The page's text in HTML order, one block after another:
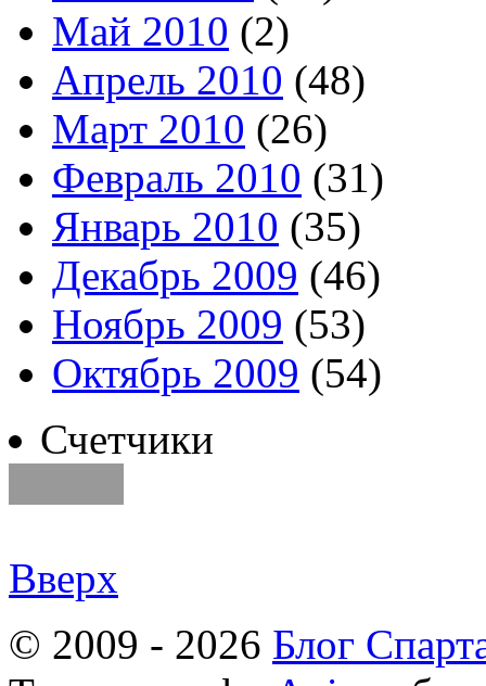
Май 2010 (2)
Апрель 2010 (48)
Март 2010 (26)
Февраль 2010 (31)
Январь 2010 (35)
Декабрь 2009 (46)
Ноябрь 2009 (53)
Октябрь 2009 (54)
Счетчики
Вверх
© 2009 - 2026 Блог